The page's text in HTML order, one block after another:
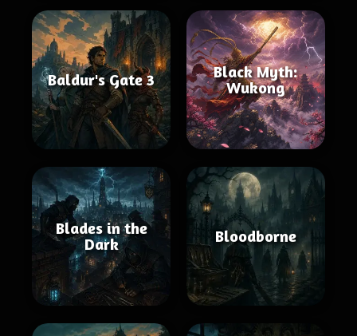
Baldur's Gate 3
Black Myth:
Wukong
Blades in the
Dark
Bloodborne